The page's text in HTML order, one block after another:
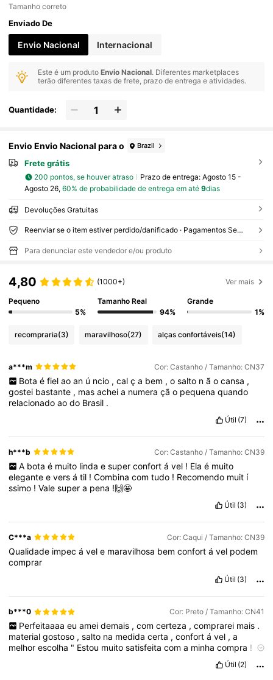
Tamanho correto
Enviado De
Envio Nacional Internacional
Este é um produtoEnvio Nacional. Diferentes marketplaces
terão diferentes taxas de frete, prazo de entrega e atividades.
Quantidade:
Envio Envio Nacional para o Brazil
Frete grátis
200 pontos, se houver atraso Prazo de entrega: Agosto 15 -
Agosto 26, 60% de probabilidade de entrega em até 9dias
Devoluções Gratuitas
Reenviar se o item estiver perdido/danificado · Pagamentos Seguros · Proteção de privacidade
Para denunciar este vendedor e/ou produto
4,80 (1000+) Ver mais
Pequeno
5%
Tamanho Real
94%
Grande
1%
recompraria(3) maravilhoso(27) alças confortáveis(14)
a***m Cor: Castanho / Tamanho: CN37
Bota é fiel ao an ú ncio , cal ç a bem , o salto n ã o cansa ,
gostei bastante , masacheia numeração pequenaquando
relacionadoaodo Brasil .
Útil (7)
h***b Cor: Castanho / Tamanho: CN39
A bota é muito linda e super confort á vel ! Ela é muito
eleganteeversátil !Combinacomtudo ! Recomendo muit í
ssimo !Valesupera pena !🙌🤩
Útil (3)
C***a Cor: Caqui / Tamanho: CN39
Qualidade impecávele maravilhosa bemconfortável podem
comprar
Útil (3)
b***0 Cor: Preto / Tamanho: CN41
Perfeitaaaa eu amei demais , com certeza , comprarei mais .
materialgostoso ,salto na medidacerta ,confortável ,a
melhorescolha " Estou muitosatisfeitacoma minhacompra ! A
ótima
exatamente
Útil (2)